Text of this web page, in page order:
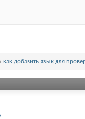
как добавить язык для